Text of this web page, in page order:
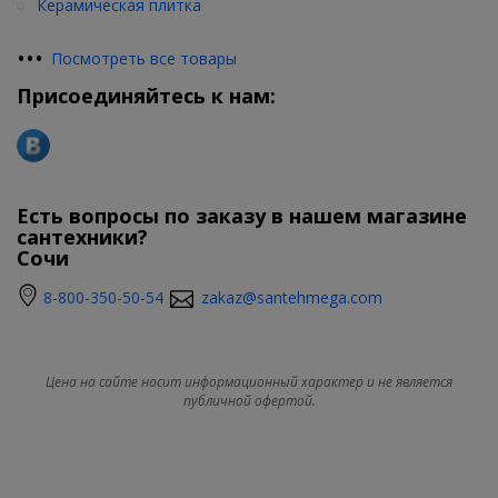
Керамическая плитка
••• Посмотреть все товары
Присоединяйтесь к нам:
Есть вопросы по заказу в нашем магазине
сантехники?
Сочи
8-800-350-50-54 zakaz@santehmega.com
Цена на сайте носит информационный характер и не является
публичной офертой.